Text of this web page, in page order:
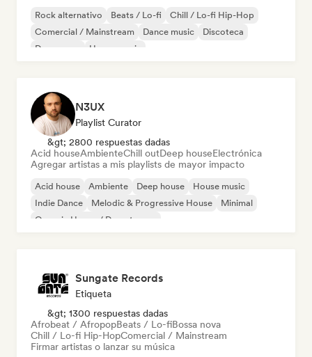
Rock alternativo Beats / Lo-fi
Chill / Lo-fi Hip-Hop
Comercial / Mainstream
Dance music
Discoteca
Dream pop
House music
N3UX
Playlist Curator
&gt; 2800 respuestas dadas
Acid houseAmbienteChill outDeep houseElectrónica
Agregar artistas a mis playlists de mayor impacto
Acid house Ambiente Deep house
House music
Indie Dance
Melodic & Progressive House
Minimal
Organic House / Downtempo
Sungate Records
Etiqueta
&gt; 1300 respuestas dadas
Afrobeat / AfropopBeats / Lo-fiBossa nova
Chill / Lo-fi Hip-HopComercial / Mainstream
Firmar artistas o lanzar su música